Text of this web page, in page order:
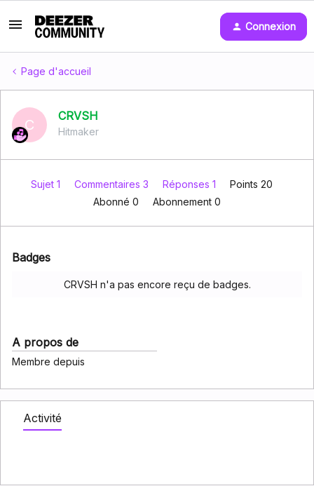
Connexion
Page d'accueil
C
CRVSH
Hitmaker
Sujet 1 Commentaires 3 Réponses 1
Points 20
Abonné 0 Abonnement 0
Badges
CRVSH n'a pas encore reçu de badges.
A propos de
Membre depuis
Activité